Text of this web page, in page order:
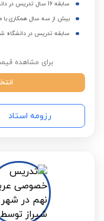
سابقه 16 سال تدریس در دانشگاه و خصوصی
بیش از سه سال همکاری با
سابقه تدریس در دانشگاه
برای مشاهده
رزومه استاد